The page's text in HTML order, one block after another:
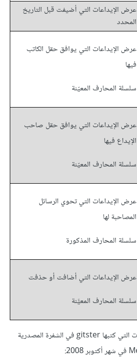
عرض الإيداعات التي أضيفت قبل التاريخ
المحدد
عرض الإيداعات التي يوافق حقل الكاتب
فيها
سلسلة المحارف المعيّنة
عرض الإيداعات التي يوافق حقل صاحب
الإيداع فيها
سلسلة المحارف المعيّنة
عرض الإيداعات التي تحوي الرسائل
المصاحبة لها
سلسلة المحارف المذكورة
عرض الإيداعات التي أضافت أو حذفت
سلسلة المحارف المعيَّنة
يعرض الأمر التالي الإيداعات التي كتبها gitster في الشفرة المصدرية